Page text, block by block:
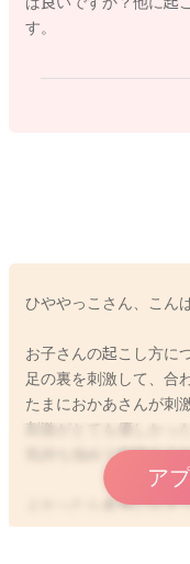
す。
ひややっこさん、こん
お子さんの起こし方に
足の裏を刺激して、合
たまにおかあさんが刺
刺激がとても優しかっ
気持ち強めて刺激をさ
よかったら参考になさ
どうぞよろしくお願い
ア